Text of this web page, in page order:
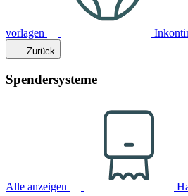
vorlagen
Zurück
Spendersysteme
Alle anzeigen